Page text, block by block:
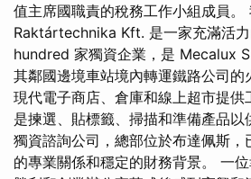
值主席國職責的稅務工作小組成員。
Raktártechnika Kft. 是一家充滿活
hundred 家獨資企業，是 Mecalux
其鄰國邊境車站境內轉運鐵路公司的
現代電子商店、倉庫和線上超市提
是揀選、貼標籤、掃描和準備產品以
獨資諮詢公司，總部位於布達佩斯，
的專業關係和穩定的財務背景。 一